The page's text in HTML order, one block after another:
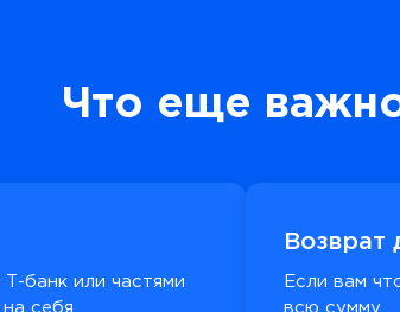
Что еще
банк или частями
себя.
Возврат
Если вам
всю сумму